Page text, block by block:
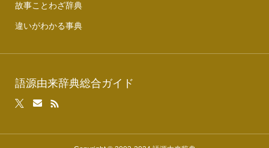
故事ことわざ辞典
違いがわかる事典
語源由来辞典総合ガイド